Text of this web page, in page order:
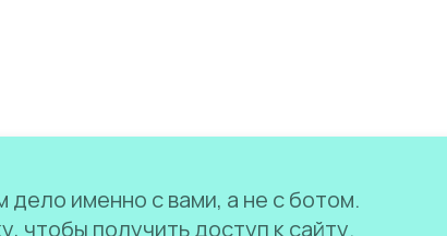
именно с вами, а не с ботом.
чтобы получить доступ к сайту.